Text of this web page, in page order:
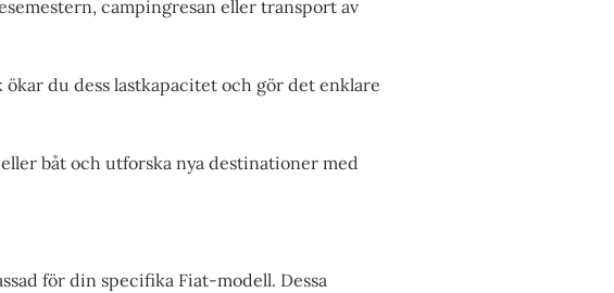
campingresan eller transport av
du dess lastkapacitet och gör det enklare
båt och utforska nya destinationer med
för din specifika Fiat-modell. Dessa